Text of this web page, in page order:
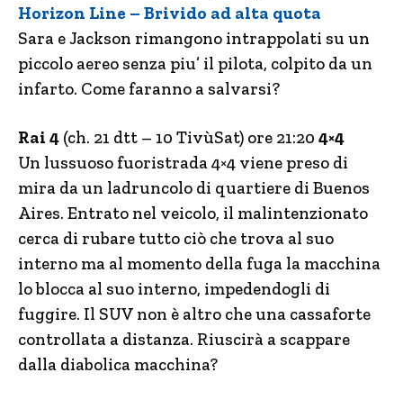
Horizon Line – Brivido ad alta quota
Sara e Jackson rimangono intrappolati su un
piccolo aereo senza piu’ il pilota, colpito da un
infarto. Come faranno a salvarsi?
Rai 4 (ch. 21 dtt – 10 TivùSat) ore 21:20 4×4
Un lussuoso fuoristrada 4×4 viene preso di
mira da un ladruncolo di quartiere di Buenos
Aires. Entrato nel veicolo, il malintenzionato
cerca di rubare tutto ciò che trova al suo
interno ma al momento della fuga la macchina
lo blocca al suo interno, impedendogli di
fuggire. Il SUV non è altro che una cassaforte
controllata a distanza. Riuscirà a scappare
dalla diabolica macchina?